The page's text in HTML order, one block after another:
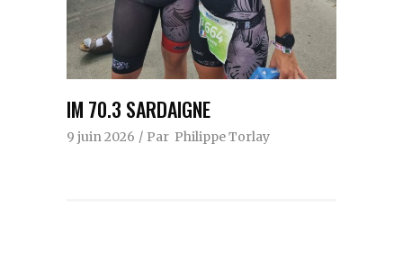
IM 70.3 SARDAIGNE
9 juin 2026 Par Philippe Torlay